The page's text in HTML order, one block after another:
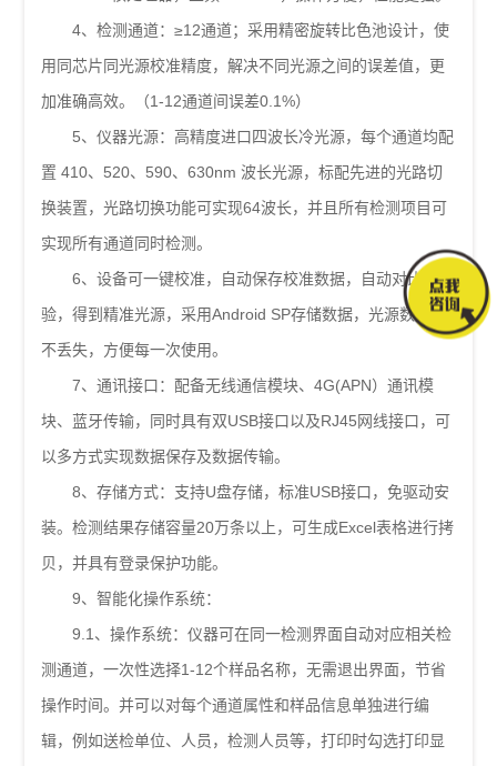
4、检测通道：≥12通道；采用精密旋转比色池设计，使
用同芯片同光源校准精度，解决不同光源之间的误差值，更
加准确高效。（1-12通道间误差0.1%）
5、仪器光源：高精度进口四波长冷光源，每个通道均配
置 410、520、590、630nm 波长光源，标配先进的光路切
换装置，光路切换功能可实现64波长，并且所有检测项目可
实现所有通道同时检测。
6、设备可一键校准，自动保存校准数据，自动对比校
验，得到精准光源，采用Android SP存储数据，光源数据永
不丢失，方便每一次使用。
7、通讯接口：配备无线通信模块、4G(APN）通讯模
块、蓝牙传输，同时具有双USB接口以及RJ45网线接口，可
以多方式实现数据保存及数据传输。
8、存储方式：支持U盘存储，标准USB接口，免驱动安
装。检测结果存储容量20万条以上，可生成Excel表格进行拷
贝，并具有登录保护功能。
9、智能化操作系统：
9.1、操作系统：仪器可在同一检测界面自动对应相关检
测通道，一次性选择1-12个样品名称，无需退出界面，节省
操作时间。并可以对每个通道属性和样品信息单独进行编
辑，例如送检单位、人员，检测人员等，打印时勾选打印显